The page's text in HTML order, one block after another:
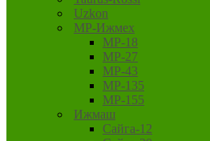
Uzkon
MP-Ижмех
MP-18
MP-27
MP-43
MP-135
MP-155
Ижмаш
Сайга-12